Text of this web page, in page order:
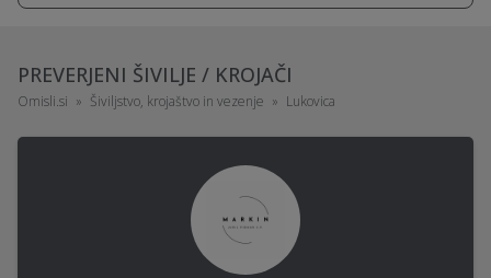
PREVERJENI ŠIVILJE / KROJAČI
Omisli.si Šiviljstvo, krojaštvo in vezenje Lukovica